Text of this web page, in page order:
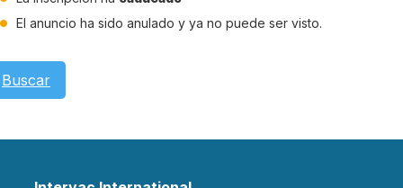
El anuncio ha sido anulado y ya no puede ser visto.
Buscar